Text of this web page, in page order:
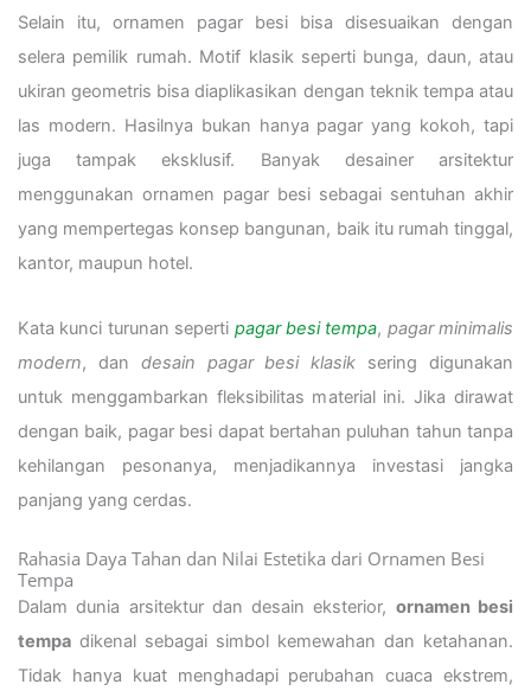
Selain itu, ornamen pagar besi bisa disesuaikan dengan
selera pemilik rumah. Motif klasik seperti bunga, daun, atau
ukiran geometris bisa diaplikasikan dengan teknik tempa atau
las modern. Hasilnya bukan hanya pagar yang kokoh, tapi
juga tampak eksklusif. Banyak desainer arsitektur
menggunakan ornamen pagar besi sebagai sentuhan akhir
yang mempertegas konsep bangunan, baik itu rumah tinggal,
kantor, maupun hotel.
Kata kunci turunan seperti pagar besi tempa, pagar minimalis
modern, dan desain pagar besi klasik sering digunakan
untuk menggambarkan fleksibilitas material ini. Jika dirawat
dengan baik, pagar besi dapat bertahan puluhan tahun tanpa
kehilangan pesonanya, menjadikannya investasi jangka
panjang yang cerdas.
Rahasia Daya Tahan dan Nilai Estetika dari Ornamen Besi
Tempa
Dalam dunia arsitektur dan desain eksterior, ornamen besi
tempa dikenal sebagai simbol kemewahan dan ketahanan.
Tidak hanya kuat menghadapi perubahan cuaca ekstrem,